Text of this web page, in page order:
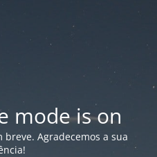
mode is on
Agradecemos a sua